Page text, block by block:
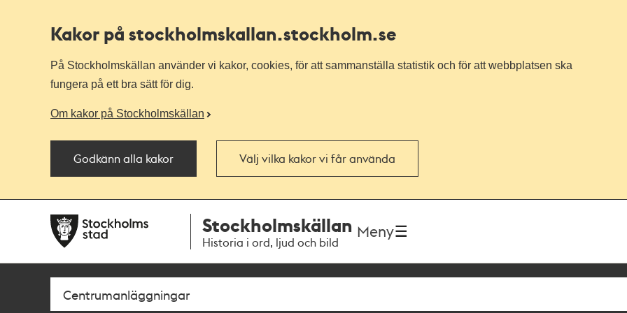
Kakor på stockholmskallan.stockholm.se
På Stockholmskällan använder vi kakor, cookies, för att sammanställa statistik och för att webbplatsen ska
fungera på ett bra sätt för dig.
Om kakor på Stockholmskällan
Godkänn alla kakor Välj vilka kakor vi får använda
navigationen
huvudinnehållet
Stockholmskällan
Historia i ord, ljud och bild
Meny
Sök